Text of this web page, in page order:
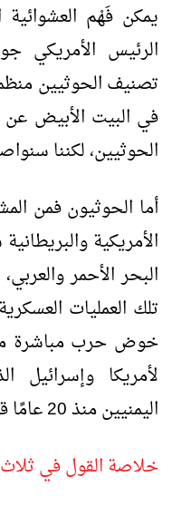
يمكن فَهْم
الرئيس الأمريكي
تصنيف الحوثيين
في البيت الأبيض عن
الحوثيين، لكننا
أما الحوثيون فمن
الأمريكية
البحر الأحمر
تلك العمليات
خوض حرب مباشرة مع
لأمريكا
اليمنيين منذ 20 عامًا قد أصبح واقعًا.
خلاصة القول في